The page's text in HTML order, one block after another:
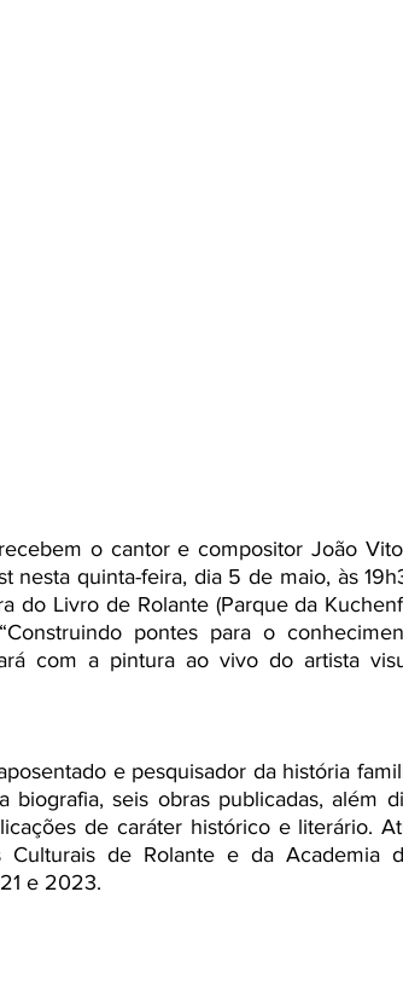
o cantor e compositor João
nesta quinta-feira, dia 5 de maio, às
do Livro de Rolante (Parque da
pontes para o
com a pintura ao vivo do artista
e pesquisador da história
biografia, seis obras publicadas, além
de caráter histórico e literário.
Culturais de Rolante e da Academia
e 2023.